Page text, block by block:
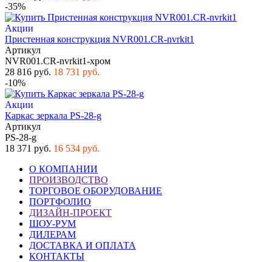
-35%
Акции
Пристенная конструкция NVR001.CR-nvrkit1
Артикул
NVR001.CR-nvrkit1-хром
28 816 руб. 18 731 руб.
-10%
Акции
Каркас зеркала PS-28-g
Артикул
PS-28-g
18 371 руб. 16 534 руб.
О КОМПАНИИ
ПРОИЗВОДСТВО
ТОРГОВОЕ ОБОРУДОВАНИЕ
ПОРТФОЛИО
ДИЗАЙН-ПРОЕКТ
ШОУ-РУМ
ДИЛЕРАМ
ДОСТАВКА И ОПЛАТА
КОНТАКТЫ